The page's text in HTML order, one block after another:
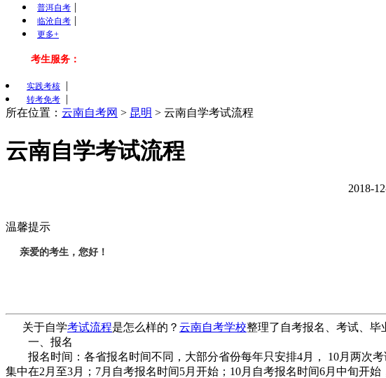
普洱自考 |
临沧自考 |
更多+
考生服务：
实践考核 |
转考免考
|
所在位置： 云南自考网 > 昆明 > 云南自学考试流程
云南自学考试流程
2018-
温馨提示
亲爱的考生，您好！
关于自学考试流程是怎么样的？ 云南自考学校整理了自考报名、考试、毕
一、报名
报名时间：各省报名时间不同，大部分省份每年只安排4月， 10月两次考
集中在2月至3月；7月自考报名时间5月开始；10月自考报名时间6月中旬开